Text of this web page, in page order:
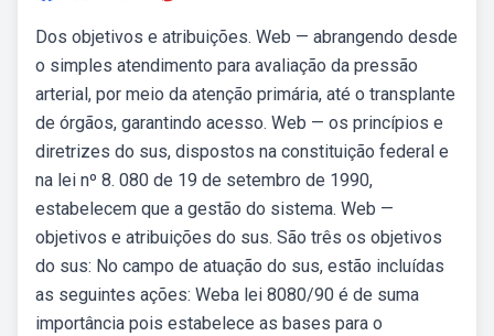
Dos objetivos e atribuições. Web — abrangendo desde
o simples atendimento para avaliação da pressão
arterial, por meio da atenção primária, até o transplante
de órgãos, garantindo acesso. Web — os princípios e
diretrizes do sus, dispostos na constituição federal e
na lei nº 8. 080 de 19 de setembro de 1990,
estabelecem que a gestão do sistema. Web —
objetivos e atribuições do sus. São três os objetivos
do sus: No campo de atuação do sus, estão incluídas
as seguintes ações: Weba lei 8080/90 é de suma
importância pois estabelece as bases para o